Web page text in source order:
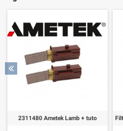
2311480 Ametek Lamb + tuto